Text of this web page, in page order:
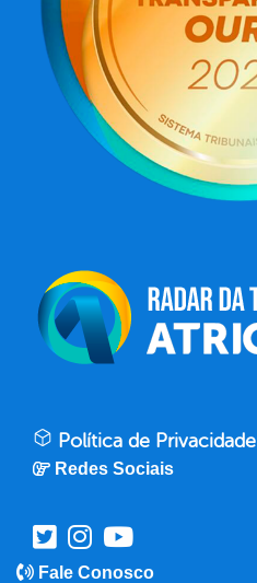
Política de Privacidade
Redes Sociais
Fale Conosco